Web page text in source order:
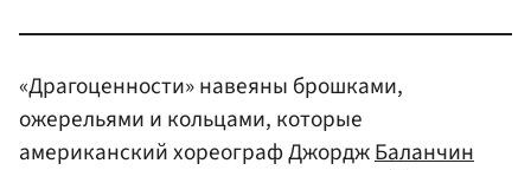
«Драгоценности» навеяны брошками,
ожерельями и кольцами, которые
американский хореограф ДжорджБаланчин